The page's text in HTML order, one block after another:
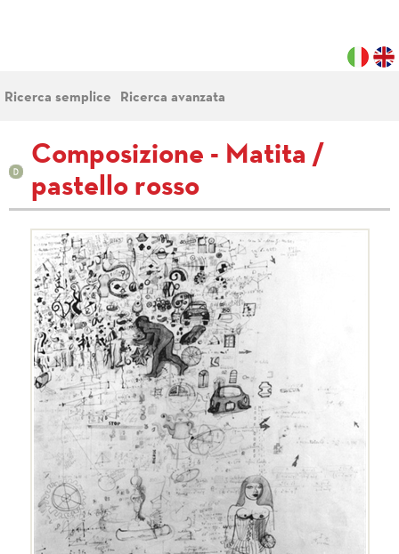
Ricerca semplice Ricerca avanzata
Composizione - Matita /
pastello rosso